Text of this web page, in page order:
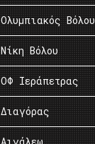
Ολυμπιακός Βόλου
Νίκη Βόλου
ΟΦ Ιεράπετρας
Διαγόρας